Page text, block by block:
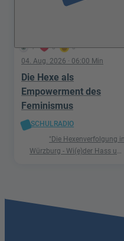
1 0 0
04. Aug. 2026 · 06:00 Min
Die Hexe als
Empowerment des
Feminismus
SCHULRADIO
"Die Hexenverfolgung in
Würzburg - Wi(e)der Hass und